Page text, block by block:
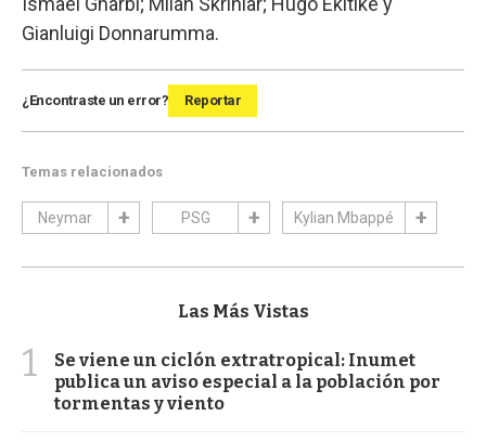
Gianluigi Donnarumma.
¿Encontraste un error? Reportar
Temas relacionados
Neymar PSG Kylian Mbappé
Las Más Vistas
1
Se viene un ciclón extratropical: Inumet
publica un aviso especial a la población por
tormentas y viento